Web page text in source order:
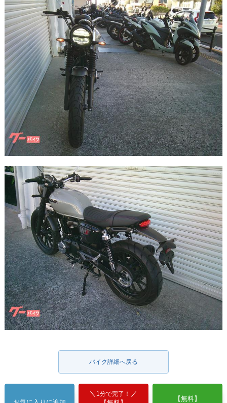
バイク詳細へ戻る
1分で完了！
【無料】